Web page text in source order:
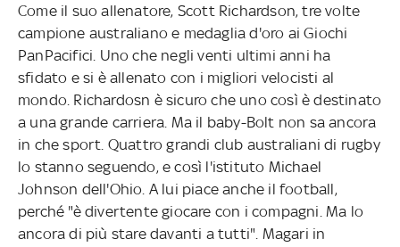
Come il suo allenatore, Scott Richardson, tre volte
campione australiano e medaglia d'oro ai Giochi
PanPacifici. Uno che negli venti ultimi anni ha
sfidato e si è allenato con i migliori velocisti al
mondo. Richardosn è sicuro che uno così è destinato
a una grande carriera. Ma il baby-Bolt non sa ancora
in che sport. Quattro grandi club australiani di rugby
lo stanno seguendo, e così l'istituto Michael
Johnson dell'Ohio. A lui piace anche il football,
perché "è divertente giocare con i compagni. Ma lo
ancora di più stare davanti a tutti". Magari in